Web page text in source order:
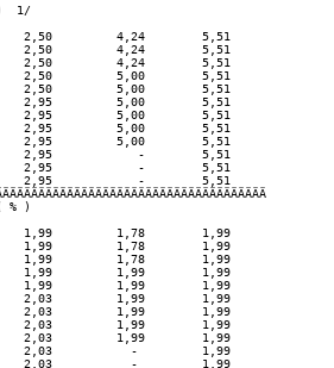
1/
2,50         4,24        5,51
2,50         4,24        5,51
2,50         4,24        5,51
2,50         5,00        5,51
2,50         5,00        5,51
2,95         5,00        5,51
2,95         5,00        5,51
2,95         5,00        5,51
2,95         5,00        5,51
2,95            -        5,51
2,95            -        5,51
2,95            -        5,51
% )
1,99         1,78        1,99
1,99         1,78        1,99
1,99         1,78        1,99
1,99         1,99        1,99
1,99         1,99        1,99
2,03         1,99        1,99
2,03         1,99        1,99
2,03         1,99        1,99
2,03         1,99        1,99
2,03           -         1,99
2,03           -         1,99